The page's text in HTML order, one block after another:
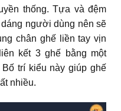
thống. Tựa và đệm
người dùng nên sẽ
chân ghế liền tay vịn
kết 3 ghế bằng một
trí kiểu này giúp ghế
nhiều.